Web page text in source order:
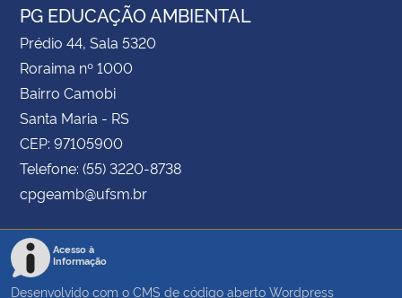
PG EDUCAÇÃO AMBIENTAL
Prédio 44, Sala 5320
Roraima nº 1000
Bairro Camobi
Santa Maria - RS
CEP: 97105900
Telefone: (55) 3220-8738
cpgeamb@ufsm.br
Acesso à
Informação
Desenvolvido com o CMS de código aberto Wordpress